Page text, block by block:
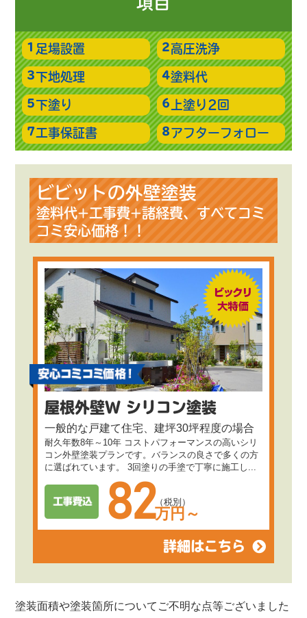
足場設置 高圧洗浄
下地処理 塗料代
下塗り 上塗り2回
工事保証書 アフターフォロー
ビビットの外壁塗装
塗料代+工事費+諸経費、すべてコミ
コミ安心価格！！
屋根外壁W シリコン塗装
一般的な戸建て住宅、建坪30坪程度の場合
耐久年数8年～10年 コストパフォーマンスの高いシリ
コン外壁塗装プランです。バランスの良さで多くの方
に選ばれています。 3回塗りの手塗で丁寧に施工し...
82万円～
（税別）
詳細はこちら
塗装面積や塗装箇所についてご不明な点等ございました